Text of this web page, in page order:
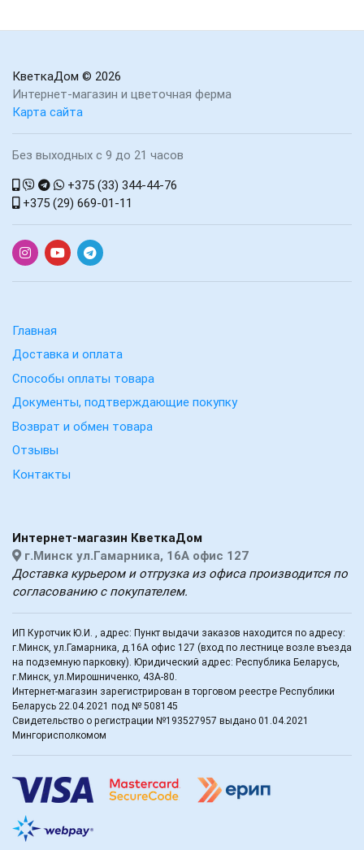
КветкаДом © 2026
Интернет-магазин и цветочная ферма
Карта сайта
Без выходных с 9 до 21 часов
+375 (33) 344-44-76
+375 (29) 669-01-11
Главная
Доставка и оплата
Способы оплаты товара
Документы, подтверждающие покупку
Возврат и обмен товара
Отзывы
Контакты
Интернет-магазин КветкаДом
г.Минск ул.Гамарника, 16А офис 127
Доставка курьером и отгрузка из офиса производится по
согласованию с покупателем.
ИП Куротчик Ю.И. , адрес: Пункт выдачи заказов находится по адресу:
г.Минск, ул.Гамарника, д.16А офис 127 (вход по лестнице возле въезда
на подземную парковку). Юридический адрес: Республика Беларусь,
г.Минск, ул.Мирошниченко, 43А-80.
Интернет-магазин зарегистрирован в торговом реестре Республики
Беларусь 22.04.2021 под № 508145
Свидетельство о регистрации №193527957 выдано 01.04.2021
Мингорисполкомом